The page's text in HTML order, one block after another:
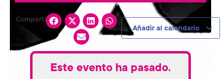
Compartir:
Añadir al calendario
Este evento ha pasado.